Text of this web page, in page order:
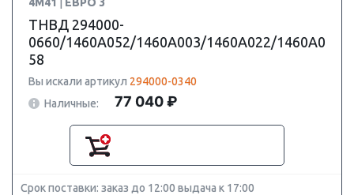
ТНВД 294000-
0660/1460A052/1460A003/1460A022/1460A0
58
Вы искали артикул 294000-0340
Наличные:
77 040 ₽
Срок поставки: заказ до 12:00 выдача к 17:00